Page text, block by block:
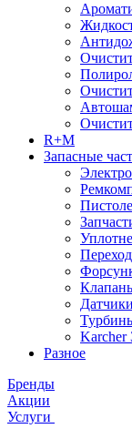
R+M
Запасные
Датчики
Karcher
Разное
Бренды
Акции
Услуги